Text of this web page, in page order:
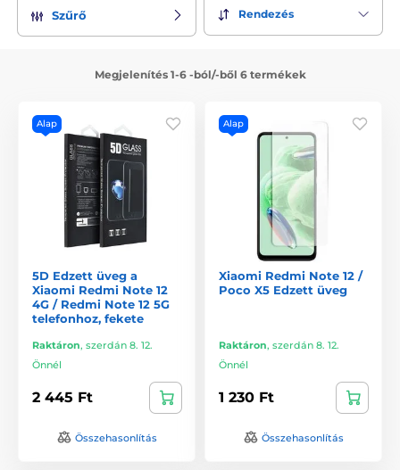
Szűrő Rendezés
Megjelenítés 1-6 -ból/-ből 6 termékek
Alap
5D Edzett üveg a
Xiaomi Redmi Note 12
4G / Redmi Note 12 5G
telefonhoz, fekete
Raktáron, szerdán 8. 12.
Önnél
2 445 Ft
Összehasonlítás
Alap
Xiaomi Redmi Note 12 /
Poco X5 Edzett üveg
Raktáron, szerdán 8. 12.
Önnél
1 230 Ft
Összehasonlítás